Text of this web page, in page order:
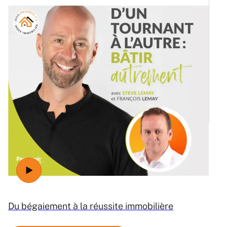
Du bégaiement à la réussite immobilière